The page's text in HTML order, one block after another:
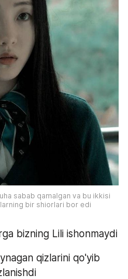
sabab qamalgan va bu ikkisi
bir shiorlari bor edi
bizning Lili ishonmaydi
qizlarini qo'yib